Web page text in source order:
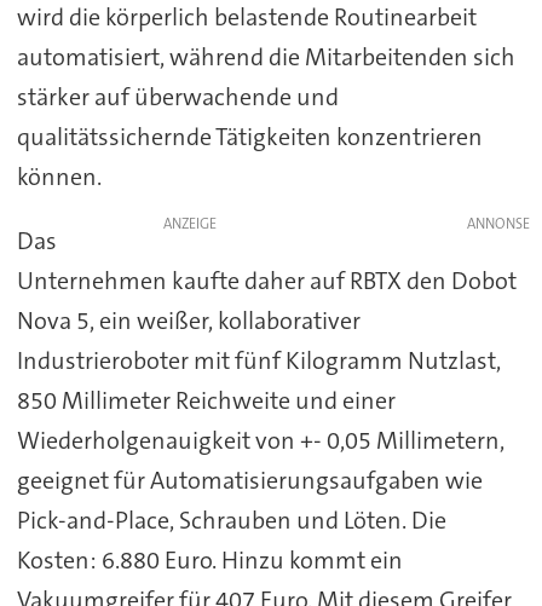
wird die körperlich belastende Routinearbeit
automatisiert, während die Mitarbeitenden sich
stärker auf überwachende und
qualitätssichernde Tätigkeiten konzentrieren
können.
ANZEIGE
Das
Unternehmen kaufte daher auf RBTX den Dobot
Nova 5, ein weißer, kollaborativer
Industrieroboter mit fünf Kilogramm Nutzlast,
850 Millimeter Reichweite und einer
Wiederholgenauigkeit von +- 0,05 Millimetern,
geeignet für Automatisierungsaufgaben wie
Pick-and-Place, Schrauben und Löten. Die
Kosten: 6.880 Euro. Hinzu kommt ein